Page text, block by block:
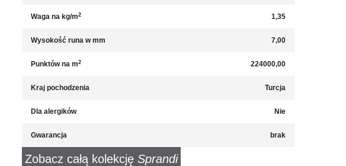
Waga na kg/m2 1,35
Wysokość runa w mm 7,00
Punktów na m2 224000,00
Kraj pochodzenia Turcja
Dla alergików Nie
Gwarancja brak
Zobacz całą kolekcję Sprandi